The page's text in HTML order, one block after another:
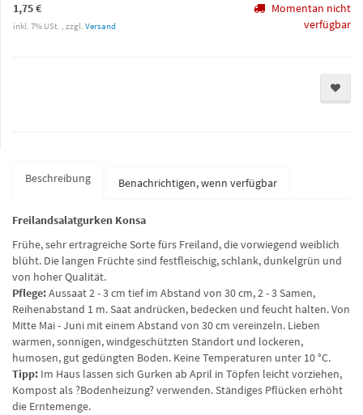
1,75 €
inkl. 7% USt. , zzgl. Versand
Momentan nicht
verfügbar
Beschreibung Benachrichtigen, wenn verfügbar
Freilandsalatgurken Konsa
Frühe, sehr ertragreiche Sorte fürs Freiland, die vorwiegend weiblich
blüht. Die langen Früchte sind festfleischig, schlank, dunkelgrün und
von hoher Qualität.
Pflege:Aussaat 2 - 3 cm tief im Abstand von 30 cm, 2 - 3 Samen,
Reihenabstand 1 m. Saat andrücken, bedecken und feucht halten. Von
Mitte Mai - Juni mit einem Abstand von 30 cm vereinzeln. Lieben
warmen, sonnigen, windgeschützten Standort und lockeren,
humosen, gut gedüngten Boden. Keine Temperaturen unter 10 °C.
Tipp: Im Haus lassen sich Gurken ab April in Töpfen leicht vorziehen,
Kompost als ?Bodenheizung? verwenden. Ständiges Pflücken erhöht
die Erntemenge.